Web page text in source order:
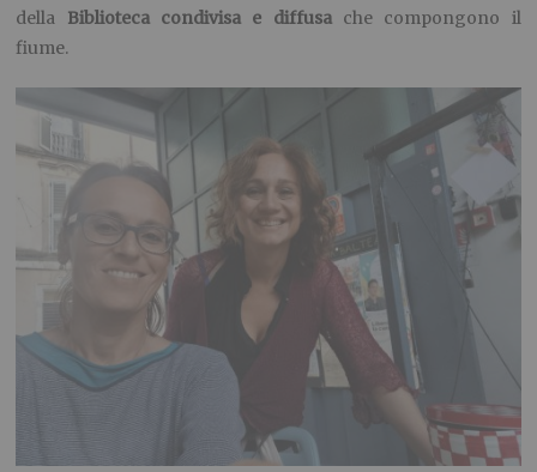
della Biblioteca condivisa e diffusache compongono il
fiume.